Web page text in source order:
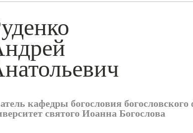
кафедры богословия
святого Иоанна Богослова